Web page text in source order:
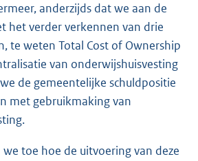
anderzijds dat we aan de
het verder verkennen van drie
te weten Total Cost of Ownership
van onderwijshuisvesting
de gemeentelijke schuldpositie
met gebruikmaking van
toe hoe de uitvoering van deze